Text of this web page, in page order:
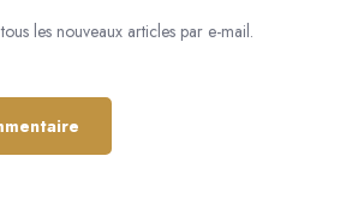
les nouveaux articles par e-mail.